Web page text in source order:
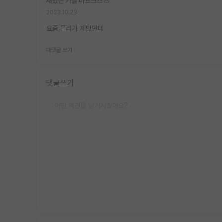
요즘 물리가 재밋던데
대댓글 쓰기
댓글쓰기